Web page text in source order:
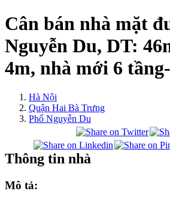
Cân bán nhà mặt
Nguyễn Du, DT:
4m, nhà mới 6
Hà Nội
Quận Hai Bà Trưng
Phố Nguyễn Du
Thông tin nhà
Mô tả: